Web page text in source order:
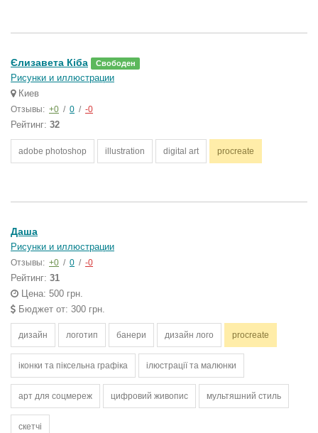
Єлизавета Кіба Свободен
Рисунки и иллюстрации
Киев
Отзывы: +0 / 0 / -0
Рейтинг: 32
adobe photoshop illustration digital art procreate
Даша
Рисунки и иллюстрации
Отзывы: +0 / 0 / -0
Рейтинг: 31
Цена: 500 грн.
Бюджет от: 300 грн.
дизайн логотип банери дизайн лого procreate
іконки та піксельна графіка ілюстрації та малюнки
арт для соцмереж цифровий живопис мультяшний стиль
скетчі